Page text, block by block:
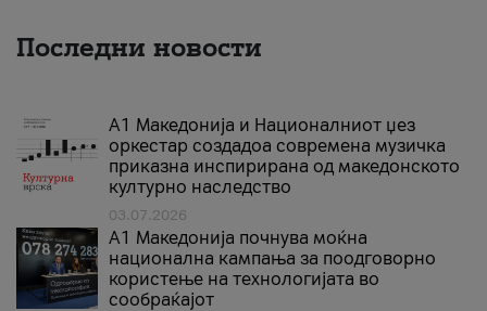
Последни новости
А1 Македонија и Националниот џез
оркестар создадоа современа музичка
приказна инспирирана од македонското
културно наследство
03.07.2026
A1 Македонија почнува моќна
национална кампања за поодговорно
користење на технологијата во
сообраќајот